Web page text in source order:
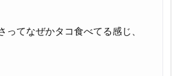
ってなぜかタコ食べてる感じ、